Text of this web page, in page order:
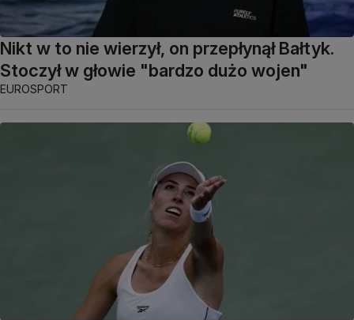
Nikt w to nie wierzył, on przepłynął Bałtyk.
Stoczył w głowie "bardzo dużo wojen"
EUROSPORT